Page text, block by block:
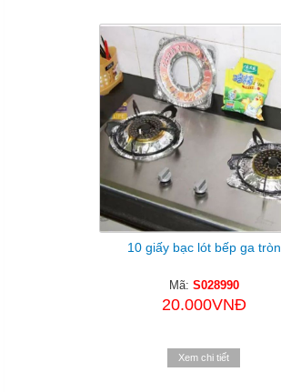
10 giấy bạc lót bếp ga tròn
Mã: S028990
20.000VNĐ
Xem chi tiết